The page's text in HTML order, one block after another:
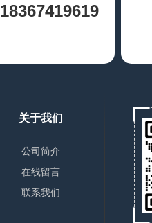
18367419619
关于我们
公司简介
在线留言
联系我们